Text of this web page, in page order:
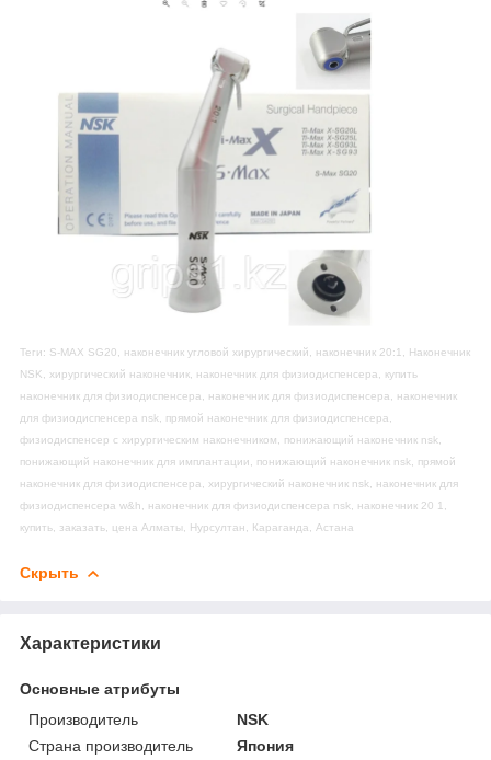
Теги: S-MAX SG20, наконечник угловой хирургический, наконечник 20:1, Наконечник
NSK, хирургический наконечник, наконечник для физиодиспенсера, купить
наконечник для физиодиспенсера, наконечник для физиодиспенсера, наконечник
для физиодиспенсера nsk, прямой наконечник для физиодиспенсера,
физиодиспенсер с хирургическим наконечником, понижающий наконечник nsk,
понижающий наконечник для имплантации, понижающий наконечник nsk, прямой
наконечник для физиодиспенсера, хирургический наконечник nsk, наконечник для
физиодиспенсера w&h, наконечник для физиодиспенсера nsk, наконечник 20 1,
купить, заказать, цена Алматы, Нурсултан, Караганда, Астана
Скрыть
Характеристики
Основные атрибуты
Производитель
NSK
Страна производитель
Япония